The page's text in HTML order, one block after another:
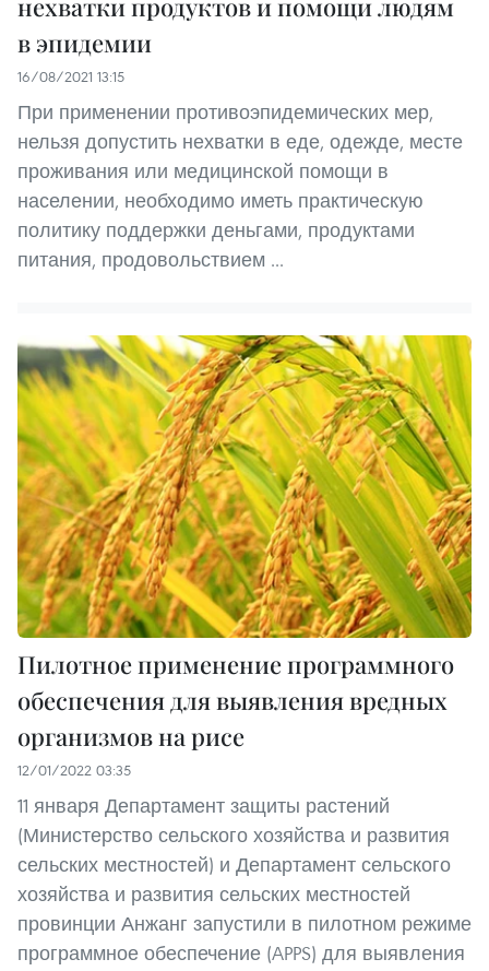
нехватки продуктов и помощи людям
в эпидемии
16/08/2021 13:15
При применении противоэпидемических мер,
нельзя допустить нехватки в еде, одежде, месте
проживания или медицинской помощи в
населении, необходимо иметь практическую
политику поддержки деньгами, продуктами
питания, продовольствием ...
Пилотное применение программного
обеспечения для выявления вредных
организмов на рисе
12/01/2022 03:35
11 января Департамент защиты растений
(Министерство сельского хозяйства и развития
сельских местностей) и Департамент сельского
хозяйства и развития сельских местностей
провинции Анжанг запустили в пилотном режиме
программное обеспечение (APPS) для выявления